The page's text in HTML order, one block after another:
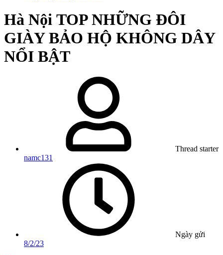
Hà Nội TOP NHỮNG ĐÔI
GIÀY BẢO HỘ KHÔNG DÂY
NỔI BẬT
Thread starter
namc131
Ngày gửi
8/2/23